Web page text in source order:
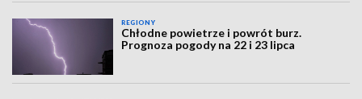
REGIONY
Chłodne powietrze i powrót burz.
Prognoza pogody na 22 i 23 lipca